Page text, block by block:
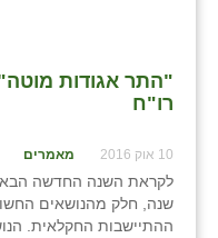
"התר אגודות
רו"ח
10 אוק 2016 מאמרים
לקראת השנה החדשה הבאה
שנה, חלק מהנושאים
ההתיישבות החקלאית.
כפר סבא (אגרא)
מגשימים
מישר